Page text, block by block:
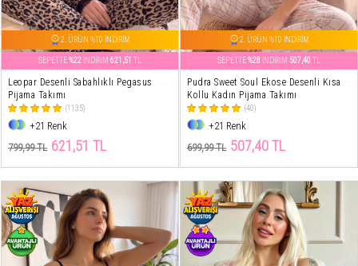
2. ÜRÜN %10 İNDİRİM
SEPETTE%22 İNDİRİM 621,51 TL
Leopar Desenli Sabahlıklı Pegasus
Pijama Takımı
(1135)
+21 Renk
799,99 TL 621,51 TL
2. ÜRÜN %10 İNDİRİM
SEPETTE%28 İNDİRİM 507,40 TL
Pudra Sweet Soul Ekose Desenli Kısa
Kollu Kadın Pijama Takımı
(40)
+21 Renk
699,99 TL 507,40 TL